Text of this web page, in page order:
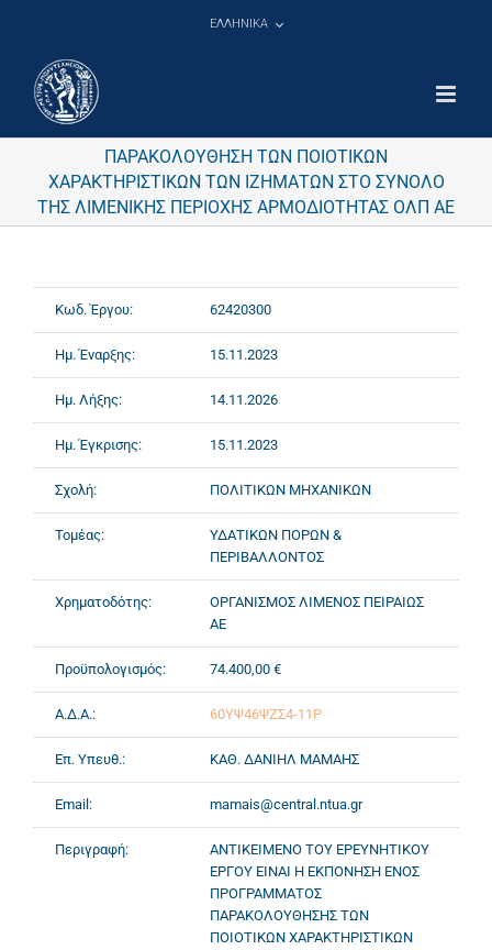
ΕΛΛΗΝΙΚΑ
ΠΑΡΑΚΟΛΟΥΘΗΣΗ ΤΩΝ ΠΟΙΟΤΙΚΩΝ
ΧΑΡΑΚΤΗΡΙΣΤΙΚΩΝ ΤΩΝ ΙΖΗΜΑΤΩΝ ΣΤΟ ΣΥΝΟΛΟ
ΤΗΣ ΛΙΜΕΝΙΚΗΣ ΠΕΡΙΟΧΗΣ ΑΡΜΟΔΙΟΤΗΤΑΣ ΟΛΠ ΑΕ
Κωδ. Έργου: 62420300
Ημ. Έναρξης: 15.11.2023
Ημ. Λήξης: 14.11.2026
Ημ. Έγκρισης: 15.11.2023
Σχολή: ΠΟΛΙΤΙΚΩΝ ΜΗΧΑΝΙΚΩΝ
Τομέας:
ΥΔΑΤΙΚΩΝ ΠΟΡΩΝ &
ΠΕΡΙΒΑΛΛΟΝΤΟΣ
Χρηματοδότης:
ΟΡΓΑΝΙΣΜΟΣ ΛΙΜΕΝΟΣ ΠΕΙΡΑΙΩΣ
ΑΕ
Προϋπολογισμός: 74.400,00 €
Α.Δ.Α.: 60ΥΨ46ΨΖΣ4-11Ρ
Επ. Υπευθ.: ΚΑΘ. ΔΑΝΙΗΛ ΜΑΜΑΗΣ
Email: mamais@central.ntua.gr
Περιγραφή:
ΑΝΤΙΚΕΙΜΕΝΟ ΤΟΥ ΕΡΕΥΝΗΤΙΚΟΥ
ΕΡΓΟΥ ΕΙΝΑΙ Η ΕΚΠΟΝΗΣΗ ΕΝΟΣ
ΠΡΟΓΡΑΜΜΑΤΟΣ
ΠΑΡΑΚΟΛΟΥΘΗΣΗΣ ΤΩΝ
ΠΟΙΟΤΙΚΩΝ ΧΑΡΑΚΤΗΡΙΣΤΙΚΩΝ